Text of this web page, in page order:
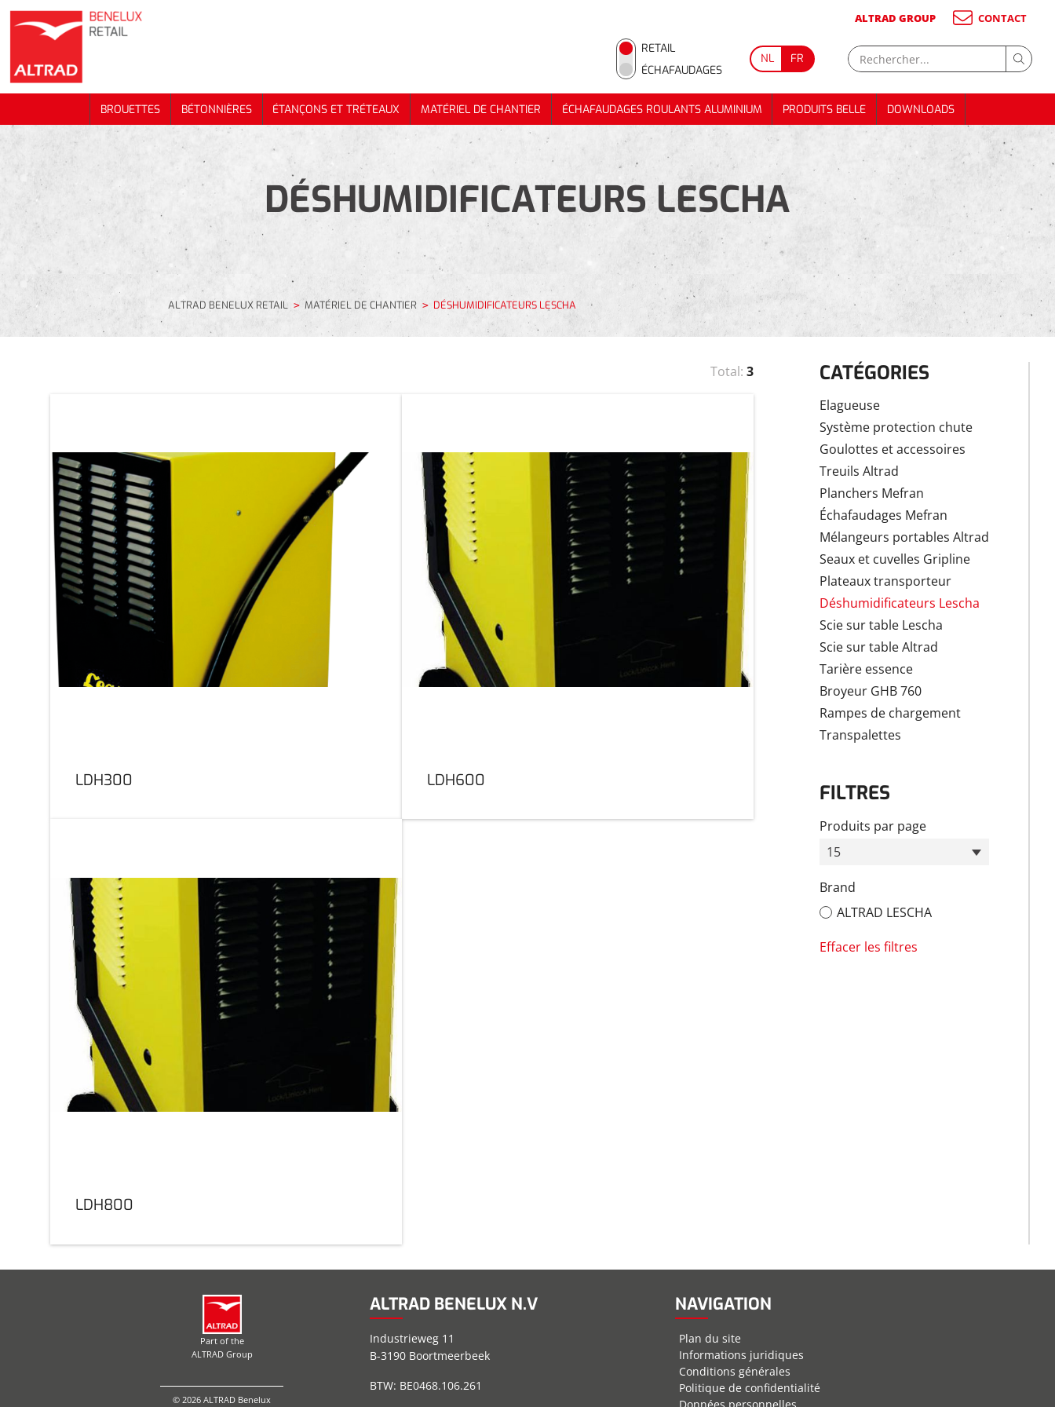
ALTRAD GROUP CONTACT
RETAIL
ÉCHAFAUDAGES
NL FR
BROUETTES BÉTONNIÈRES ÉTANÇONS ET TRÉTEAUX MATÉRIEL DE CHANTIER ÉCHAFAUDAGES ROULANTS ALUMINIUM PRODUITS BELLE DOWNLOADS
BROUETTES BÉTONNIÈRES ÉTANÇONS ET TRÉTEAUX MATÉRIEL DE CHANTIER ÉCHAFAUDAGES ROULANTS ALUMINIUM PRODUITS BELLE DOWNLOADS
DÉSHUMIDIFICATEURS LESCHA
ALTRAD BENELUX RETAIL MATÉRIEL DE CHANTIER DÉSHUMIDIFICATEURS LESCHA
Total: 3
LDH300 LDH600
LDH800
CATÉGORIES
Elagueuse
Système protection chute
Goulottes et accessoires
Treuils Altrad
Planchers Mefran
Échafaudages Mefran
Mélangeurs portables Altrad
Seaux et cuvelles Gripline
Plateaux transporteur
Déshumidificateurs Lescha
Scie sur table Lescha
Scie sur table Altrad
Tarière essence
Broyeur GHB 760
Rampes de chargement
Transpalettes
FILTRES
Produits par page
15
Brand
ALTRAD LESCHA
Effacer les filtres
Part of the
ALTRAD Group
© 2026 ALTRAD Benelux
ALTRAD BENELUX N.V
Industrieweg 11
B-3190 Boortmeerbeek
BTW: BE0468.106.261
NAVIGATION
Plan du site
Informations juridiques
Conditions générales
Politique de confidentialité